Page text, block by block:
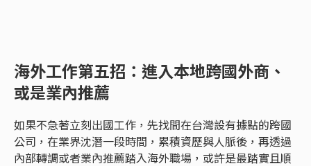
海外工作第五招：進入本地跨國外商、
或是業內推薦
如果不急著立刻出國工作，先找間在台灣設有據點的跨國
公司，在業界沈潛一段時間，累積資歷與人脈後，再透過
內部轉調或者業內推薦踏入海外職場，或許是最踏實且順